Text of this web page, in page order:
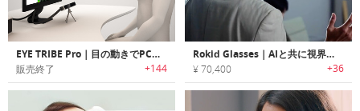
EYE TRIBE Pro｜目の動きでPCをコントロールするアイトラッカー「アイトライブプロ」
販売終了 +144
Rokid Glasses｜AIと共に視界を進化。超軽量ARスマートグラス
¥ 70,400 +36